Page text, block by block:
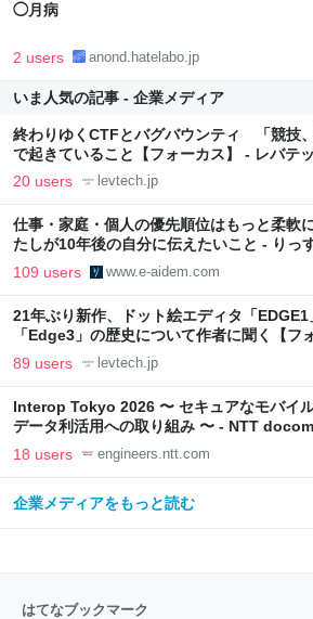
◯月病
2 users anond.hatelabo.jp
いま人気の記事 - 企業メディア
終わりゆくCTFとバグバウンティ 「競技
で起きていること【フォーカス】 - レバテ
20 users levtech.jp
仕事・家庭・個人の優先順位はもっと柔軟
たしが10年後の自分に伝えたいこと - りっ
109 users www.e-aidem.com
21年ぶり新作、ドット絵エディタ「EDGE1
「Edge3」の歴史について作者に聞く【フ
LAB
89 users levtech.jp
Interop Tokyo 2026 〜 セキュアなモバイ
データ利活用への取り組み 〜 - NTT
Engineers' Blog
18 users engineers.ntt.com
企業メディアをもっと読む
はてなブックマーク